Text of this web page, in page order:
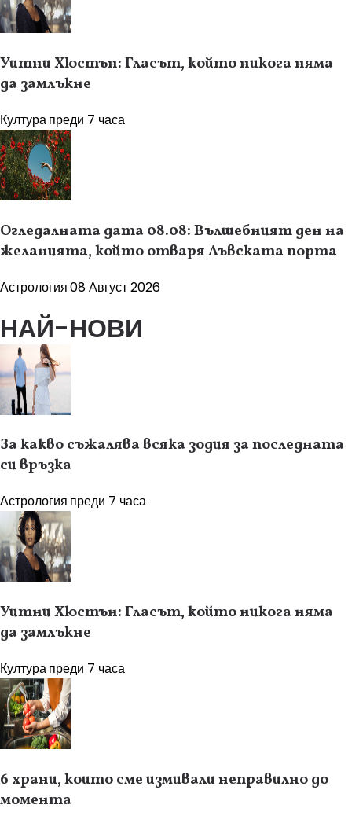
Уитни Хюстън: Гласът, който никога няма
да замлъкне
Културапреди 7 часа
Огледалната дата 08.08: Вълшебният ден на
желанията, който отваря Лъвската порта
Астрология08 Август 2026
НАЙ-НОВИ
За какво съжалява всяка зодия за последната
си връзка
Астрология преди 7 часа
Уитни Хюстън: Гласът, който никога няма
да замлъкне
Културапреди 7 часа
6 храни, които сме измивали неправилно до
момента